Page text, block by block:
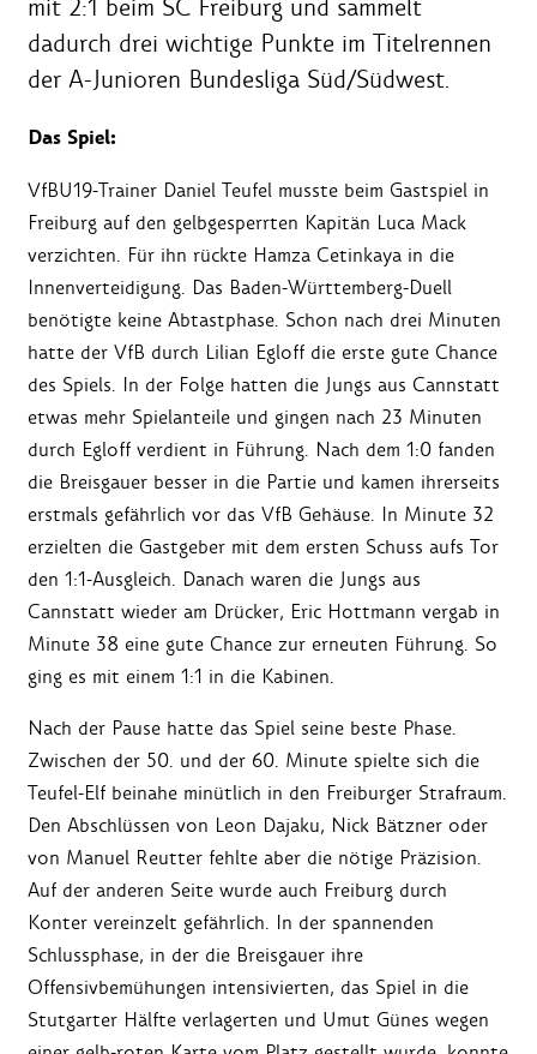
mit 2:1 beim SC Freiburg und sammelt
dadurch drei wichtige Punkte im Titelrennen
der A-Junioren Bundesliga Süd/Südwest.
Das Spiel:
VfBU19-Trainer Daniel Teufel musste beim Gastspiel in
Freiburg auf den gelbgesperrten Kapitän Luca Mack
verzichten. Für ihn rückte Hamza Cetinkaya in die
Innenverteidigung. Das Baden-Württemberg-Duell
benötigte keine Abtastphase. Schon nach drei Minuten
hatte der VfB durch Lilian Egloff die erste gute Chance
des Spiels. In der Folge hatten die Jungs aus Cannstatt
etwas mehr Spielanteile und gingen nach 23 Minuten
durch Egloff verdient in Führung. Nach dem 1:0 fanden
die Breisgauer besser in die Partie und kamen ihrerseits
erstmals gefährlich vor das VfB Gehäuse. In Minute 32
erzielten die Gastgeber mit dem ersten Schuss aufs Tor
den 1:1-Ausgleich. Danach waren die Jungs aus
Cannstatt wieder am Drücker, Eric Hottmann vergab in
Minute 38 eine gute Chance zur erneuten Führung. So
ging es mit einem 1:1 in die Kabinen.
Nach der Pause hatte das Spiel seine beste Phase.
Zwischen der 50. und der 60. Minute spielte sich die
Teufel-Elf beinahe minütlich in den Freiburger Strafraum.
Den Abschlüssen von Leon Dajaku, Nick Bätzner oder
von Manuel Reutter fehlte aber die nötige Präzision.
Auf der anderen Seite wurde auch Freiburg durch
Konter vereinzelt gefährlich. In der spannenden
Schlussphase, in der die Breisgauer ihre
Offensivbemühungen intensivierten, das Spiel in die
Stutgarter Hälfte verlagerten und Umut Günes wegen